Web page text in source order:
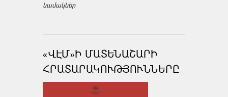
նամակներ
«ՎԷՄ»Ի ՄԱՏԵՆԱՇԱՐԻ
ՀՐԱՏԱՐԱԿՈՒԹՅՈՒՆՆԵՐԸ